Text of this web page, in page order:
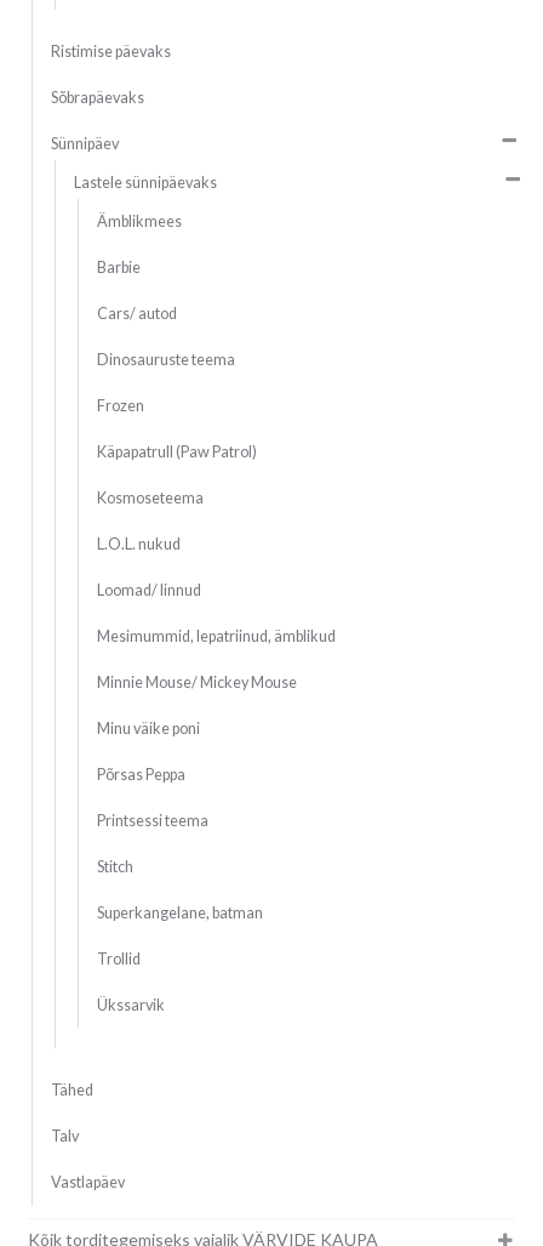
Ristimise päevaks
Sõbrapäevaks
Sünnipäev
Lastele sünnipäevaks
Ämblikmees
Barbie
Cars/ autod
Dinosauruste teema
Frozen
Käpapatrull (Paw Patrol)
Kosmoseteema
L.O.L. nukud
Loomad/ linnud
Mesimummid, lepatriinud, ämblikud
Minnie Mouse/ Mickey Mouse
Minu väike poni
Põrsas Peppa
Printsessi teema
Stitch
Superkangelane, batman
Trollid
Ükssarvik
Tähed
Talv
Vastlapäev
Kõik torditegemiseks vajalik VÄRVIDE KAUPA